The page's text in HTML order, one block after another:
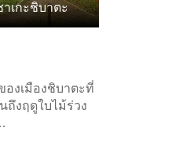
องเมืองชิบาตะที่
ถึงฤดูใบไม้ร่วง
เกะชิบาตะ